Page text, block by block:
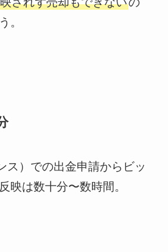
。
ス）での出金申請からビッ
映は数十分〜数時間。